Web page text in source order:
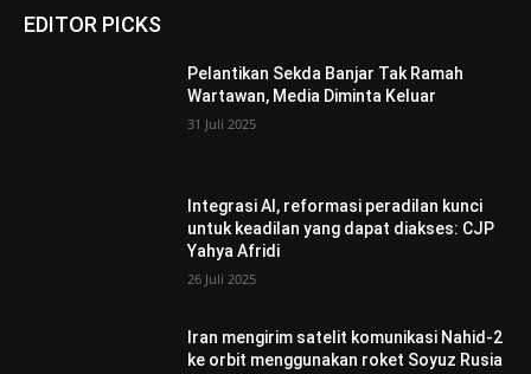
EDITOR PICKS
Pelantikan Sekda Banjar Tak Ramah
Wartawan, Media Diminta Keluar
31 Juli 2025
Integrasi AI, reformasi peradilan kunci
untuk keadilan yang dapat diakses: CJP
Yahya Afridi
26 Juli 2025
Iran mengirim satelit komunikasi Nahid-2
ke orbit menggunakan roket Soyuz Rusia